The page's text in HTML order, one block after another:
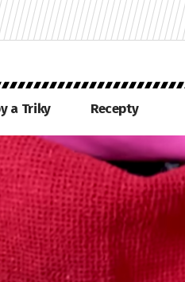
a Triky Recepty